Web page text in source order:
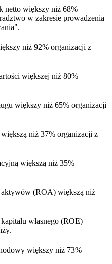
netto większy niż 68%
w zakresie prowadzenia
niż 92% organizacji z
większej niż 80%
większy niż 65% organizacji
niż 37% organizacji z
większą niż 35%
aktywów (ROA) większą niż
własnego (ROE)
większy niż 73%